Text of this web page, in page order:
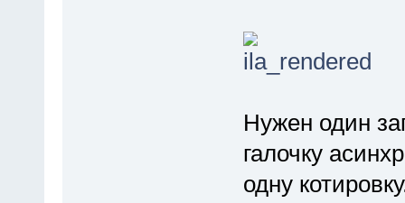
Нужен один
галочку
одну